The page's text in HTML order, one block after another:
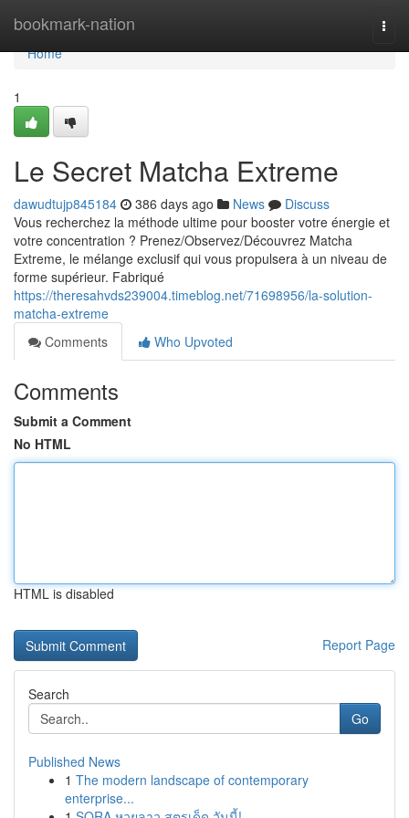
bookmark-nation
Home
Home
1
Le Secret Matcha Extreme
dawudtujp845184 386 days ago News
Discuss
Vous recherchez la méthode ultime pour booster votre énergie et
votre concentration ? Prenez/Observez/Découvrez Matcha
Extreme, le mélange exclusif qui vous propulsera à un niveau de
forme supérieur. Fabriqué
https://theresahvds239004.timeblog.net/71698956/la-solution-
matcha-extreme
Comments
Who Upvoted
Comments
Submit a Comment
No HTML
HTML is disabled
Report Page
Search
Go
Published News
1 The modern landscape of contemporary
enterprise...